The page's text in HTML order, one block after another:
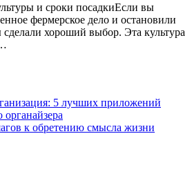
и сроки посадкиЕсли вы
фермерское дело и остановили
хороший выбор. Эта культура
5 лучших приложений
к обретению смысла жизни